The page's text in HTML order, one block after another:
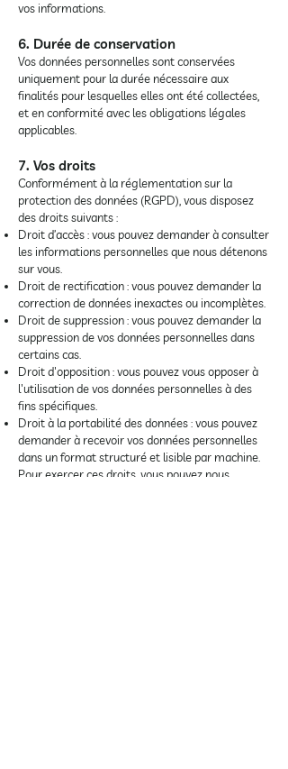
vos informations.
6. Durée de conservation
Vos données personnelles sont conservées
uniquement pour la durée nécessaire aux
finalités pour lesquelles elles ont été collectées,
et en conformité avec les obligations légales
applicables.
7. Vos droits
Conformément à la réglementation sur la
protection des données (RGPD), vous disposez
des droits suivants :
Droit d’accès : vous pouvez demander à consulter
les informations personnelles que nous détenons
sur vous.
Droit de rectification : vous pouvez demander la
correction de données inexactes ou incomplètes.
Droit de suppression : vous pouvez demander la
suppression de vos données personnelles dans
certains cas.
Droit d'opposition : vous pouvez vous opposer à
l'utilisation de vos données personnelles à des
fins spécifiques.
Droit à la portabilité des données : vous pouvez
demander à recevoir vos données personnelles
dans un format structuré et lisible par machine.
Pour exercer ces droits, vous pouvez nous